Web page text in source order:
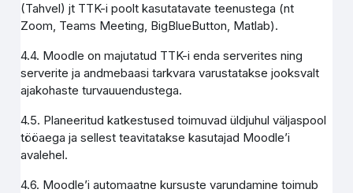
(Tahvel) jt TTK-i poolt kasutatavate teenustega (nt
Zoom, Teams Meeting, BigBlueButton, Matlab).
4.4. Moodle on majutatud TTK-i enda serverites ning
serverite ja andmebaasi tarkvara varustatakse jooksvalt
ajakohaste turvauuendustega.
4.5. Planeeritud katkestused toimuvad üldjuhul väljaspool
tööaega ja sellest teavitatakse kasutajad Moodle’i
avalehel.
4.6. Moodle’i automaatne kursuste varundamine toimub